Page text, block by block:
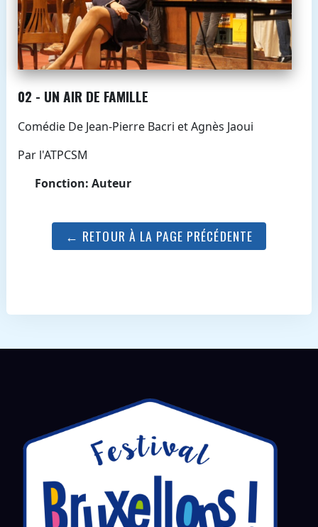
02 - UN AIR DE FAMILLE
Comédie De Jean-Pierre Bacri et Agnès Jaoui
Par l'ATPCSM
Fonction: Auteur
← RETOUR À LA PAGE PRÉCÉDENTE